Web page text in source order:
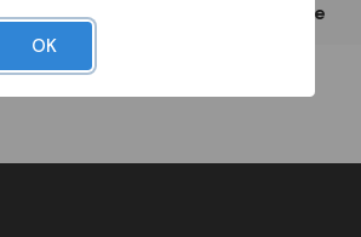
Documentazione
OK